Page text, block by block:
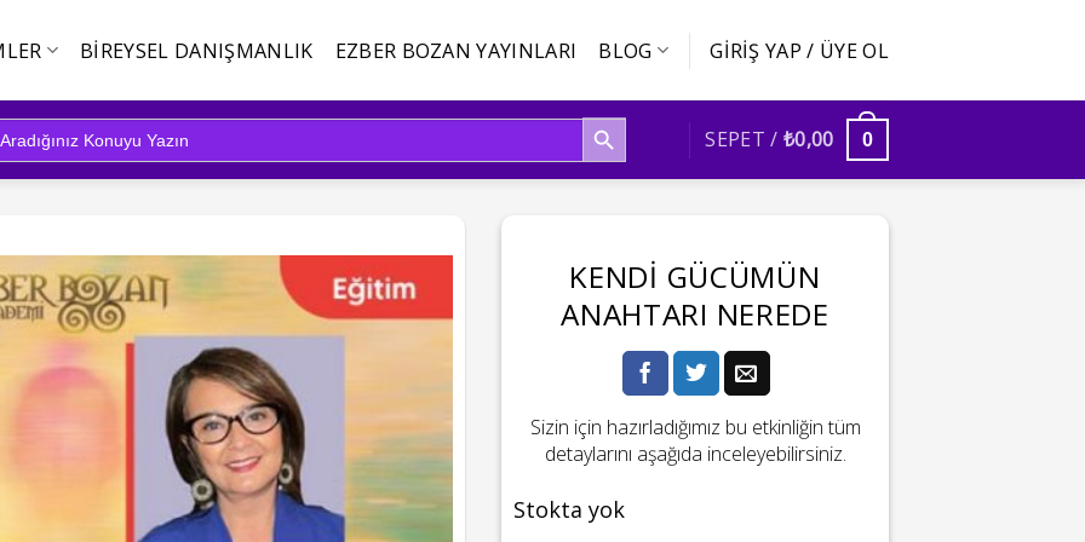
BIREYSEL DANIŞMANLIK EZBER BOZAN YAYINLARI BLOG GIRIŞ YAP / ÜYE OL
SEARCH BUTTON
SEPET / ₺0,00 0
KENDI GÜCÜMÜN
ANAHTARI NEREDE
Sizin için hazırladığımız bu etkinliğin tüm
detaylarını aşağıda inceleyebilirsiniz.
Stokta yok